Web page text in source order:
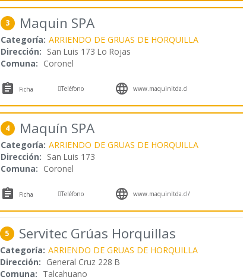
3 Maquin SPA
Categoría: ARRIENDO DE GRUAS DE HORQUILLA
Dirección: San Luis 173 Lo Rojas
Comuna: Coronel
 Ficha Teléfono  www.maquinltda.cl
4 Maquín SPA
Categoría: ARRIENDO DE GRUAS DE HORQUILLA
Dirección: San Luis 173
Comuna: Coronel
 Ficha Teléfono  www.maquinltda.cl/
5 Servitec Grúas Horquillas
Categoría: ARRIENDO DE GRUAS DE HORQUILLA
Dirección: General Cruz 228 B
Comuna: Talcahuano